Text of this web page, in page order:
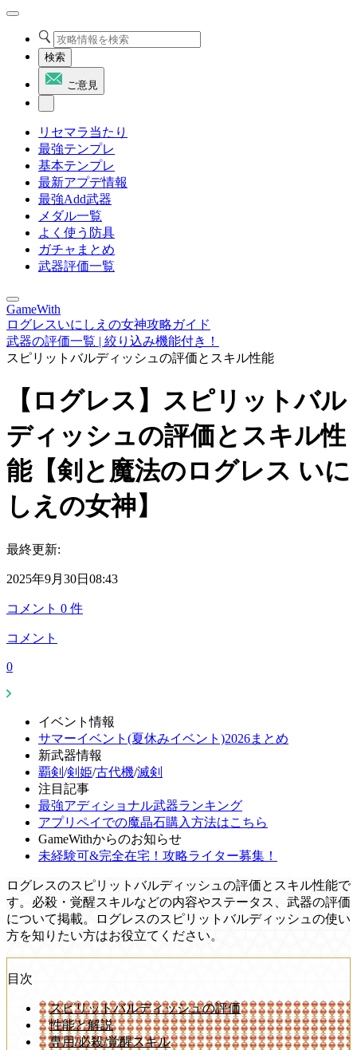
検索
ご意見
リセマラ当たり
最強テンプレ
基本テンプレ
最新アプデ情報
最強Add武器
メダル一覧
よく使う防具
ガチャまとめ
武器評価一覧
GameWith
ログレスいにしえの女神攻略ガイド
武器の評価一覧 | 絞り込み機能付き！
スピリットバルディッシュの評価とスキル性能
【ログレス】スピリットバル
ディッシュの評価とスキル性
能【剣と魔法のログレス いに
しえの女神】
最終更新:
2025年9月30日08:43
コメント 0 件
コメント
0
イベント情報
サマーイベント(夏休みイベント)2026まとめ
新武器情報
覇剣 /剣姫/古代機/滅剣
注目記事
最強アディショナル武器ランキング
アプリペイでの魔晶石購入方法はこちら
GameWithからのお知らせ
未経験可&完全在宅！攻略ライター募集！
ログレスのスピリットバルディッシュの評価とスキル性能で
す。必殺・覚醒スキルなどの内容やステータス、武器の評価
について掲載。ログレスのスピリットバルディッシュの使い
方を知りたい方はお役立てください。
目次
スピリットバルディッシュの評価
性能と解説
専用/必殺/覚醒スキル